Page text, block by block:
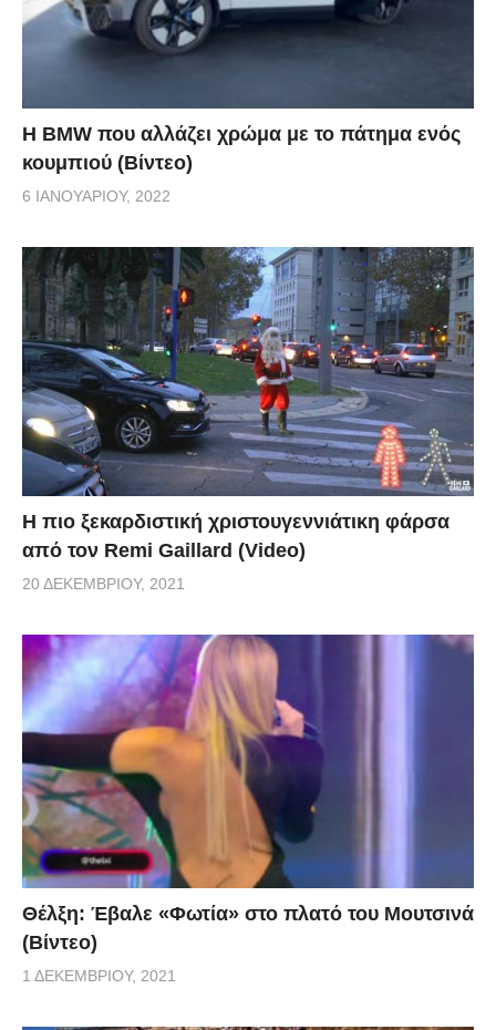
Η BMW που αλλάζει χρώμα με το πάτημα ενός
κουμπιού (Βίντεο)
6 ΙΑΝΟΥΑΡΊΟΥ, 2022
Η πιο ξεκαρδιστική χριστουγεννιάτικη φάρσα
από τον Remi Gaillard (Video)
20 ΔΕΚΕΜΒΡΊΟΥ, 2021
Θέλξη: Έβαλε «Φωτία» στο πλατό του Μουτσινά
(Βίντεο)
1 ΔΕΚΕΜΒΡΊΟΥ, 2021